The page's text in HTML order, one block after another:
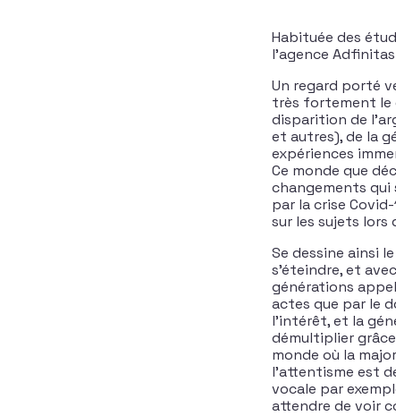
Habituée des
l’agence
Un regard porté
très fortement le
disparition de
et autres), de la
expériences
Ce monde que
changements qui
par la crise
sur les sujets lors
Se dessine ainsi
s’éteindre, et
générations
actes que par le
l’intérêt, et la
démultiplier
monde où la
l’attentisme est
vocale par
attendre de voir